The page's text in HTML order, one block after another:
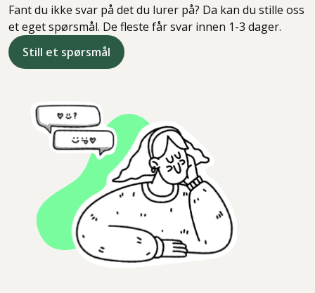
Fant du ikke svar på det du lurer på? Da kan du stille oss
et eget spørsmål. De fleste får svar innen 1-3 dager.
Still et spørsmål